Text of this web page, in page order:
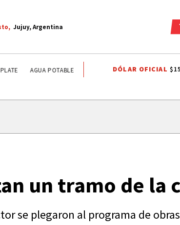
, Jujuy, Argentina
METEOROLÓGICO RIVER PLATE AGUA
DÓLAR OFICIAL
un tramo de la
se plegaron al programa de